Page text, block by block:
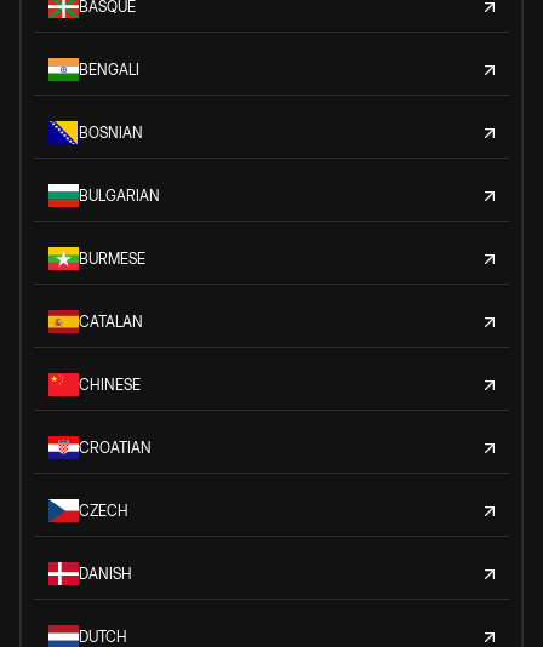
BASQUE
BENGALI
BOSNIAN
BULGARIAN
BURMESE
CATALAN
CHINESE
CROATIAN
CZECH
DANISH
DUTCH